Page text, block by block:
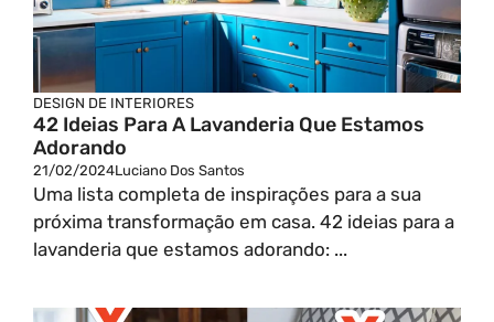
DESIGN DE INTERIORES
42 Ideias Para A Lavanderia Que Estamos
Adorando
21/02/2024Luciano Dos Santos
Uma lista completa de inspirações para a sua
próxima transformação em casa. 42 ideias para a
lavanderia que estamos adorando: ...